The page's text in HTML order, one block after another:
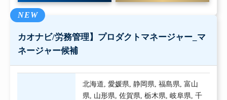
NEW
カオナビ/労務管理】プロダクトマネージャー_マ
ネージャー候補
北海道,愛媛県,静岡県,福島県,富山
県, 山形県,佐賀県,栃木県,岐阜県,千